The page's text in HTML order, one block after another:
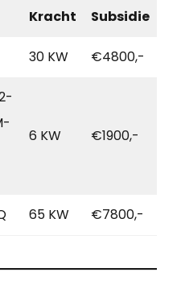
Kracht Subsidie
30 KW €4800,-
6 KW €1900,-
65 KW €7800,-